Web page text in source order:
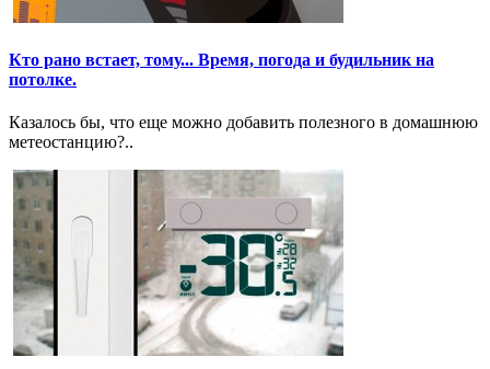
Кто рано встает, тому... Время, погода и будильник на
потолке.
Казалось бы, что еще можно добавить полезного в домашнюю
метеостанцию?..